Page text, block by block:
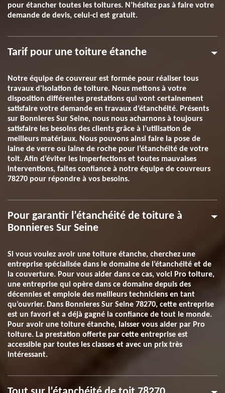
pour étancher toutes les toitures. N’hésitez pas à faire votre
demande de devis, celui-ci est gratuit.
Tarif pour une toiture étanche
Notre équipe de couvreur est formée pour réaliser tous
travaux d'isolation de toiture. Nous mettons à votre
disposition différentes prestations qui vont certainement
satisfaire votre demande en travaux d’étanchéité. Présents
sur Bonnieres Sur Seine, nous nous acharnons à toujours
satisfaire les besoins des clients grâce à l’utilisation de
meilleurs matériaux. Nous pouvons ainsi faire la pose de
laine de verre ou laine de roche pour l’étanchéité de votre
toit. Afin d’éviter les imperfections et toutes mauvaises
interventions, faites confiance à notre équipe de couvreurs
78270 pour répondre à vos besoins.
Pour garantir l’étanchéité de toiture à
Bonnieres Sur Seine
Si vous voulez avoir une toiture étanche, cherchez une
entreprise spécialisée dans le domaine de l’étanchéité et de
la couverture. Pour vous aider dans ce cas, voici Pro toiture,
une entreprise qui opère dans ce domaine depuis des
décennies et emploie des meilleurs techniciens en tant
qu’ouvrier. Dans Bonnieres Sur Seine 78270, cette entreprise
est un favori et a déjà gagné la confiance de tout le monde.
Pour avoir une toiture étanche, laisser vous aider par Pro
toiture. La prestation offerte par cette entreprise est
accessible par toutes les classes et avec un prix très
intéressant.